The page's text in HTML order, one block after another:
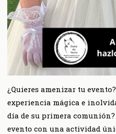
¿Quieres amenizar tu
experiencia mágica e
día de su primera
evento con una actividad